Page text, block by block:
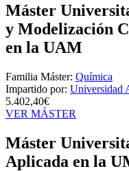
Máster
y Modelización
en la UAM
Familia Máster: Química
Impartido por: Universidad
5.402,40€
VER MÁSTER
Máster
Aplicada en la